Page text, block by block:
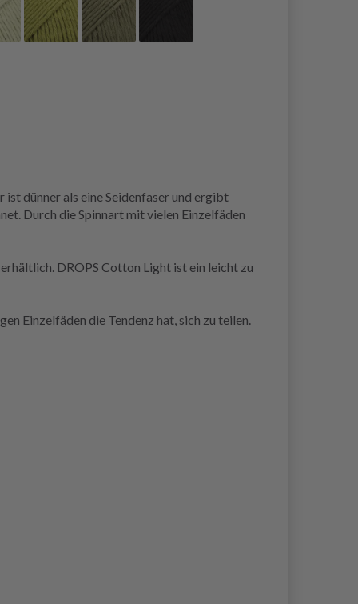
dünner als eine Seidenfaser und ergibt
Durch die Spinnart mit vielen Einzelfäden
DROPS Cotton Light ist ein leicht zu
Einzelfäden die Tendenz hat, sich zu teilen.